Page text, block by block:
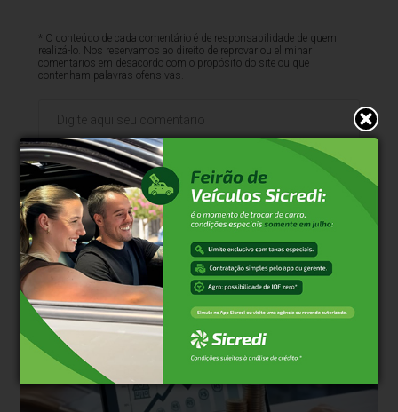
* O conteúdo de cada comentário é de responsabilidade de quem
realizá-lo. Nos reservamos ao direito de reprovar ou eliminar
comentários em desacordo com o propósito do site ou que
contenham palavras ofensivas.
500caracteres restantes.
Comentar